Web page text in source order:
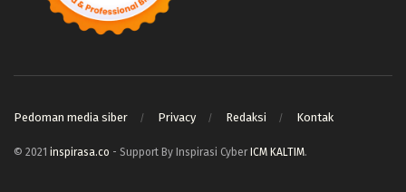
Pedoman media siber Privacy Redaksi Kontak
© 2021 inspirasa.co - Support By Inspirasi Cyber ICM KALTIM.